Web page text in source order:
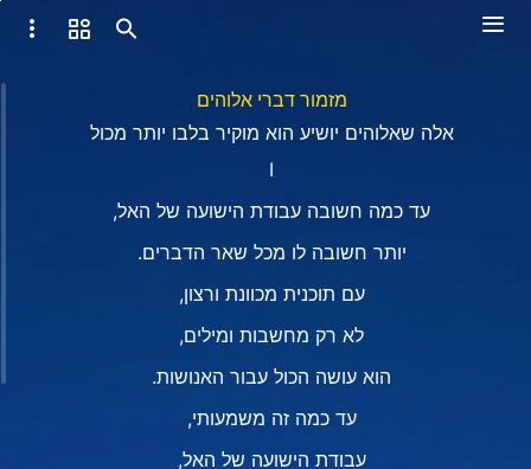
מזמור דברי אלוהים
אלה שאלוהים יושיע הוא מוקיר בלבו יותר מכול
Ⅰ
עד כמה חשובה עבודת הישועה של האל,
יותר חשובה לו מכל שאר הדברים.
עם תוכנית מכוונת ורצון,
לא רק מחשבות ומילים,
הוא עושה הכול עבור האנושות.
עד כמה זה משמעותי,
עבודת הישועה של האל,